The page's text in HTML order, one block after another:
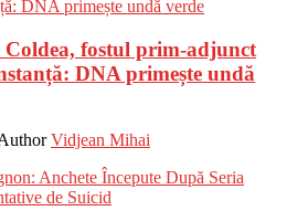
fostul prim-adjunct
DNA primește undă
Vidjean Mihai